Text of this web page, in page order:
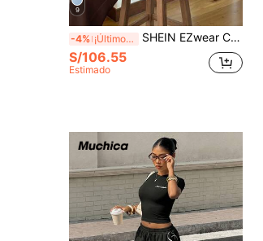
9
-4% ¡Últimos 3 días SHEIN EZwear Conjunto casual de mujer para uso diario y trayectos, con sudadera con capucha corta y holgada de cremallera y pantalón de chándal, de unicolor, en marrón, conjunto de 2 piezas para primavera/otoño
S/106.55
Estimado